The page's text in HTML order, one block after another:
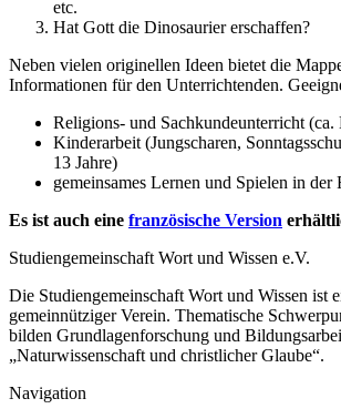
etc.
Hat Gott die Dinosaurier erschaffen?
Neben vielen originellen Ideen bietet die
Informationen für den Unterrichtenden.
Religions- und Sachkundeunterricht (ca.
Kinderarbeit (Jungscharen,
13 Jahre)
gemeinsames Lernen und Spielen in der
Es ist auch eine französische Version
Studiengemeinschaft Wort und Wissen e.V.
Die Studiengemeinschaft Wort und Wissen ist
gemeinnütziger Verein. Thematische
bilden Grundlagenforschung und
„Naturwissenschaft und christlicher Glaube“.
Navigation